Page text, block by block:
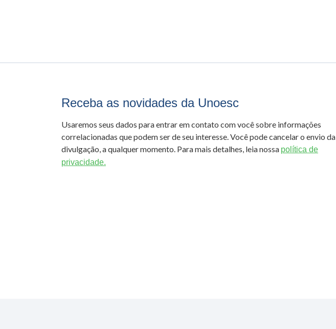
Receba as novidades da Unoesc
Usaremos seus dados para entrar em contato com você sobre informações
correlacionadas que podem ser de seu interesse. Você pode cancelar o envio da
divulgação, a qualquer momento. Para mais detalhes, leia nossa política de
privacidade.